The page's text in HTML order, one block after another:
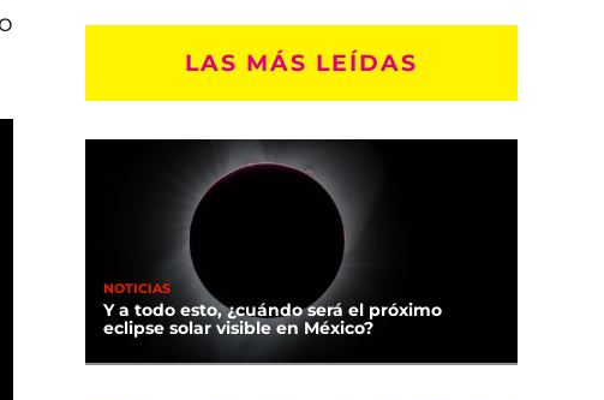
LAS MÁS LEÍDAS
NOTICIAS
Y a todo esto, ¿cuándo será el próximo
eclipse solar visible en México?